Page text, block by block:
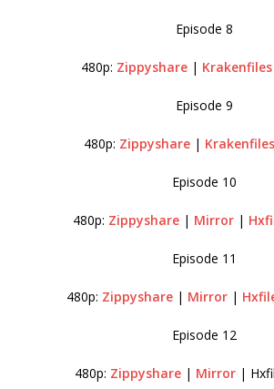
Episode 8
480p: Zippyshare | Krakenfiles
Episode 9
480p: Zippyshare| Krakenfiles
Episode 10
480p: Zippyshare | Mirror |
Episode 11
480p: Zippyshare| Mirror |
Episode 12
480p: Zippyshare | Mirror|